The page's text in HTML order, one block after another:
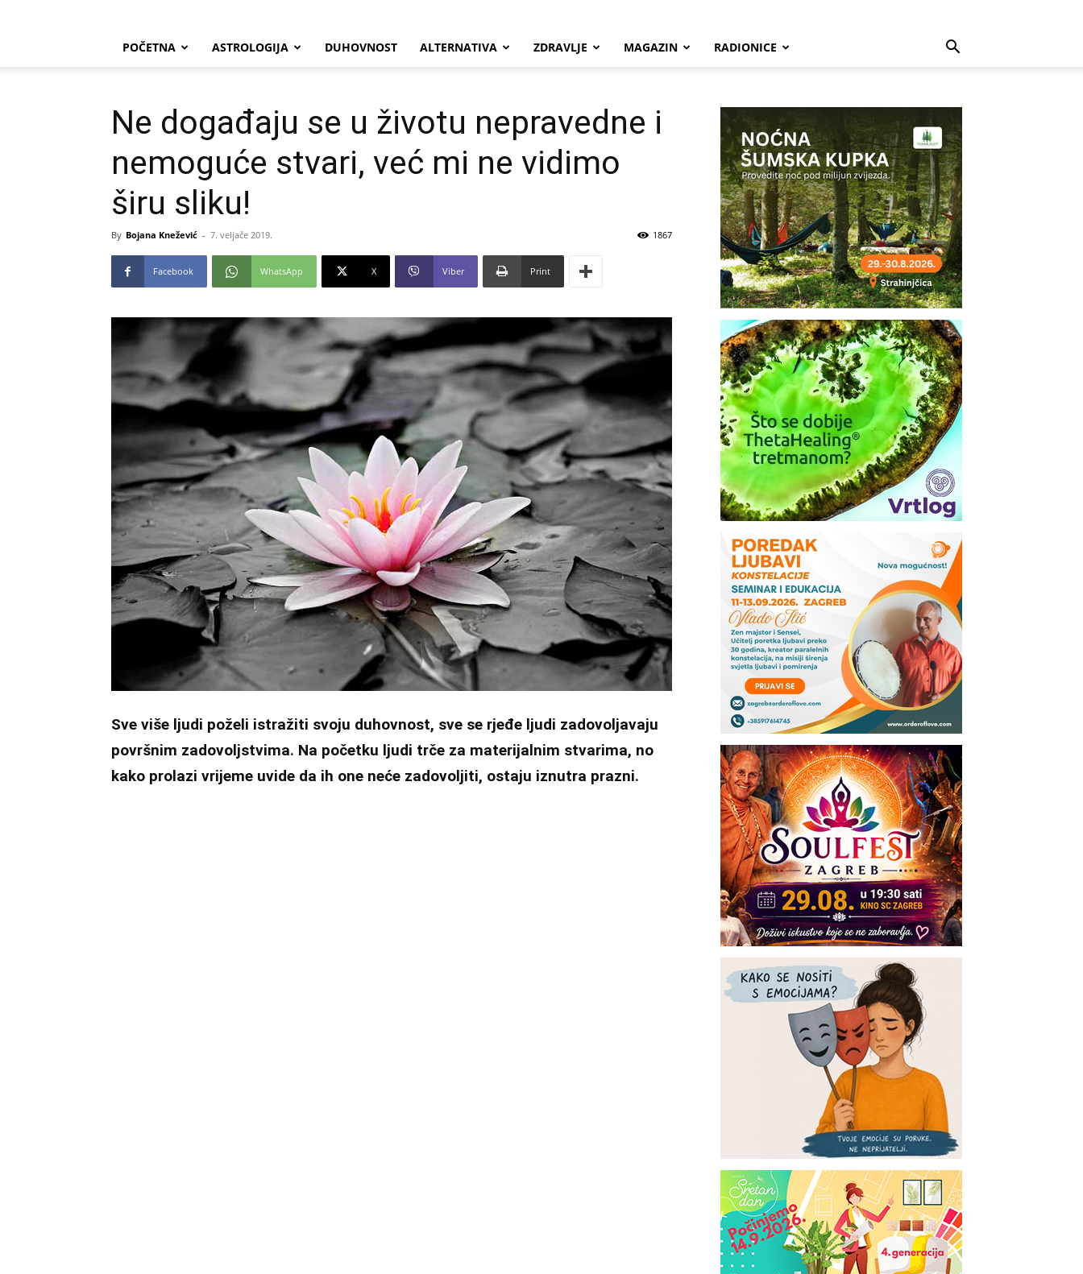
POČETNA ASTROLOGIJA DUHOVNOST ALTERNATIVA ZDRAVLJE MAGAZIN RADIONICE
Ne događaju se u životu nepravedne i
nemoguće stvari, već mi ne vidimo
širu sliku!
By Bojana Knežević - 7. veljače 2019. 1867
Facebook WhatsApp X Viber Print
Sve više ljudi poželi istražiti svoju duhovnost, sve se rjeđe ljudi zadovoljavaju
površnim zadovoljstvima. Na početku ljudi trče za materijalnim stvarima, no
kako prolazi vrijeme uvide da ih one neće zadovoljiti, ostaju iznutra prazni.